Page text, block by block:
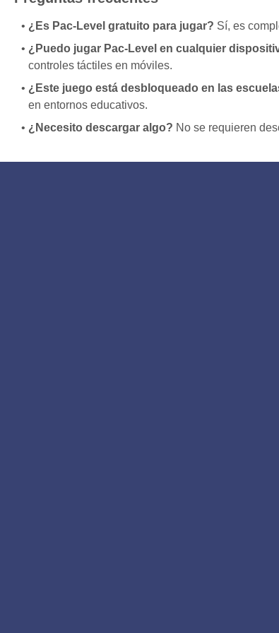
¿Es Pac-Level gratuito para jugar? Sí, es
¿Puedo jugar Pac-Level en cualquier
controles táctiles en móviles.
¿Este juego está desbloqueado en las
en entornos educativos.
¿Necesito descargar algo? No se requieren